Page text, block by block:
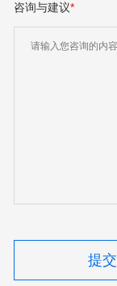
咨询与建议*
提交